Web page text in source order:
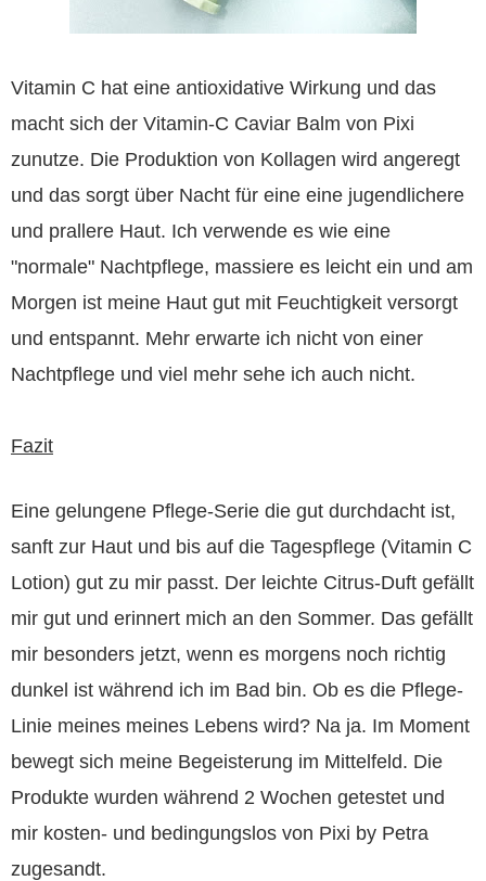
Vitamin C hat eine antioxidative Wirkung und das
macht sich der Vitamin-C Caviar Balm von Pixi
zunutze. Die Produktion von Kollagen wird angeregt
und das sorgt über Nacht für eine eine jugendlichere
und prallere Haut. Ich verwende es wie eine
"normale" Nachtpflege, massiere es leicht ein und am
Morgen ist meine Haut gut mit Feuchtigkeit versorgt
und entspannt. Mehr erwarte ich nicht von einer
Nachtpflege und viel mehr sehe ich auch nicht.
Fazit
Eine gelungene Pflege-Serie die gut durchdacht ist,
sanft zur Haut und bis auf die Tagespflege (Vitamin C
Lotion) gut zu mir passt. Der leichte Citrus-Duft gefällt
mir gut und erinnert mich an den Sommer. Das gefällt
mir besonders jetzt, wenn es morgens noch richtig
dunkel ist während ich im Bad bin. Ob es die Pflege-
Linie meines meines Lebens wird? Na ja. Im Moment
bewegt sich meine Begeisterung im Mittelfeld. Die
Produkte wurden während 2 Wochen getestet und
mir kosten- und bedingungslos von Pixi by Petra
zugesandt.